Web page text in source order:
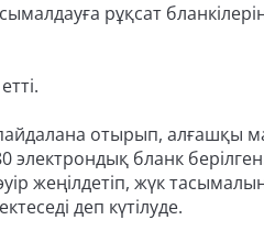
рұқсат
пайдалана отырып, алғашқы
бланк берілген.
жеңілдетіп, жүк тасымалын
деп күтілуде.